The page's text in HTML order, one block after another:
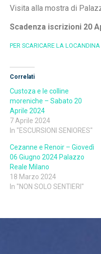
Visita alla mostra di
Scadenza iscrizioni 20
PER SCARICARE LA
Correlati
Custoza e le colline
moreniche – Sabato 20
Aprile 2024
7 Aprile 2024
In "ESCURSIONI SENIORES"
Cezanne e Renoir – Giovedì
06 Giugno 2024 Palazzo
Reale Milano
18 Marzo 2024
In "NON SOLO SENTIERI"